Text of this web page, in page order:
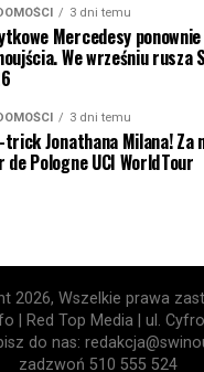
3 dni temu
Mercedesy
We wrześniu rusza
3 dni temu
Jonathana Milana! Za
de Pologne UCI WorldTour
2026, Wszelkie prawa
| Red Top Media | ul.
do nas:
zadzwoń 510 555 524